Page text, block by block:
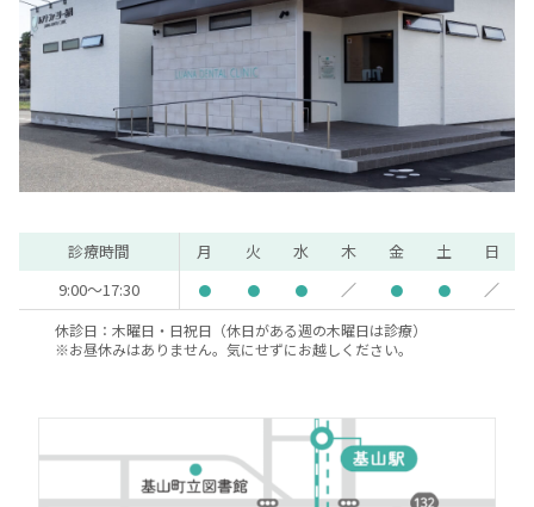
診療時間 月 火 水 木 金 土
日
9:00～17:30
● ● ● ／ ● ● ／
休診日：木曜日・日祝日（休日がある週の木曜日は診療）
※お昼休みはありません。気にせずにお越しください。